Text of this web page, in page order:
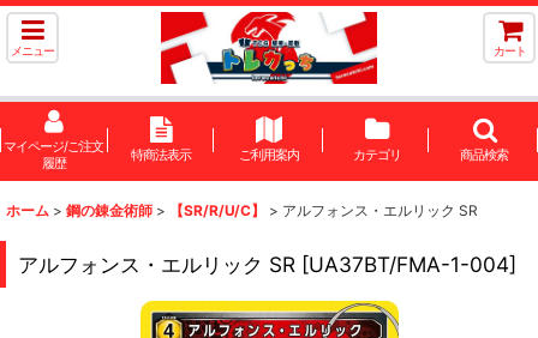
メニュー カート
マイページ/ご注文
履歴
特商法表示 ご利用案内 カテゴリ 商品検索
ホーム > 鋼の錬金術師 > 【SR/R/U/C】 > アルフォンス・エルリック SR
アルフォンス・エルリック SR [UA37BT/FMA-1-004]